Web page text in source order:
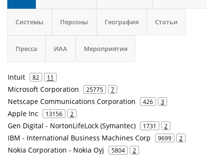
Системы Персоны География Статьи
Пресса ИАА Мероприятия
Intuit 82 11
Microsoft Corporation 25775 7
Netscape Communications Corporation 426 3
Apple Inc 13156 2
Gen Digital - NortonLifeLock (Symantec) 1731 2
IBM - International Business Machines Corp 9699 2
Nokia Corporation - Nokia Oyj 5804 2